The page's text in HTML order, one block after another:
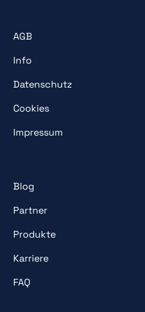
AGB
Info
Datenschutz
Cookies
Impressum
Blog
Partner
Produkte
Karriere
FAQ